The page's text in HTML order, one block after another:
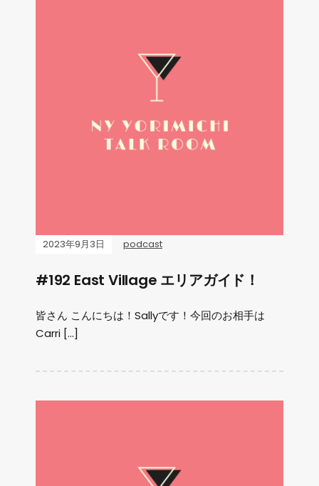
2023年9月3日 podcast
#192 East Village エリアガイド！
皆さん こんにちは！Sallyです！今回のお相手は
Carri […]